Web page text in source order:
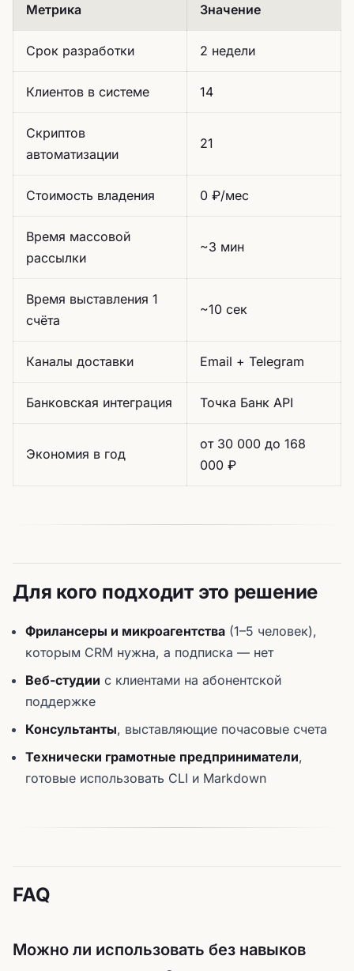
Метрика Значение
Срок разработки 2 недели
Клиентов в системе 14
Скриптов
автоматизации
21
Стоимость владения 0 ₽/мес
Время массовой
рассылки
~3 мин
Время выставления 1
счёта
~10 сек
Каналы доставки Email + Telegram
Банковская интеграция Точка Банк API
Экономия в год
от 30 000 до 168
000 ₽
Для кого подходит это решение
Фрилансеры и микроагентства (1–5 человек),
которым CRM нужна, а подписка — нет
Веб-студии с клиентами на абонентской
поддержке
Консультанты, выставляющие почасовые счета
Технически грамотные предприниматели,
готовые использовать CLI и Markdown
FAQ
Можно ли использовать без навыков